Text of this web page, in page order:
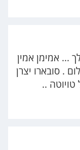
... אמימן אמין
כלום . סובארו יצרן
..